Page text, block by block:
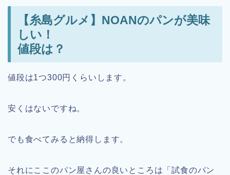
【糸島グルメ】NOANのパンが美味
しい！
値段は？
値段は1つ300円くらいします。
安くはないですね。
でも食べてみると納得します。
それにここのパン屋さんの良いところは「試食のパン